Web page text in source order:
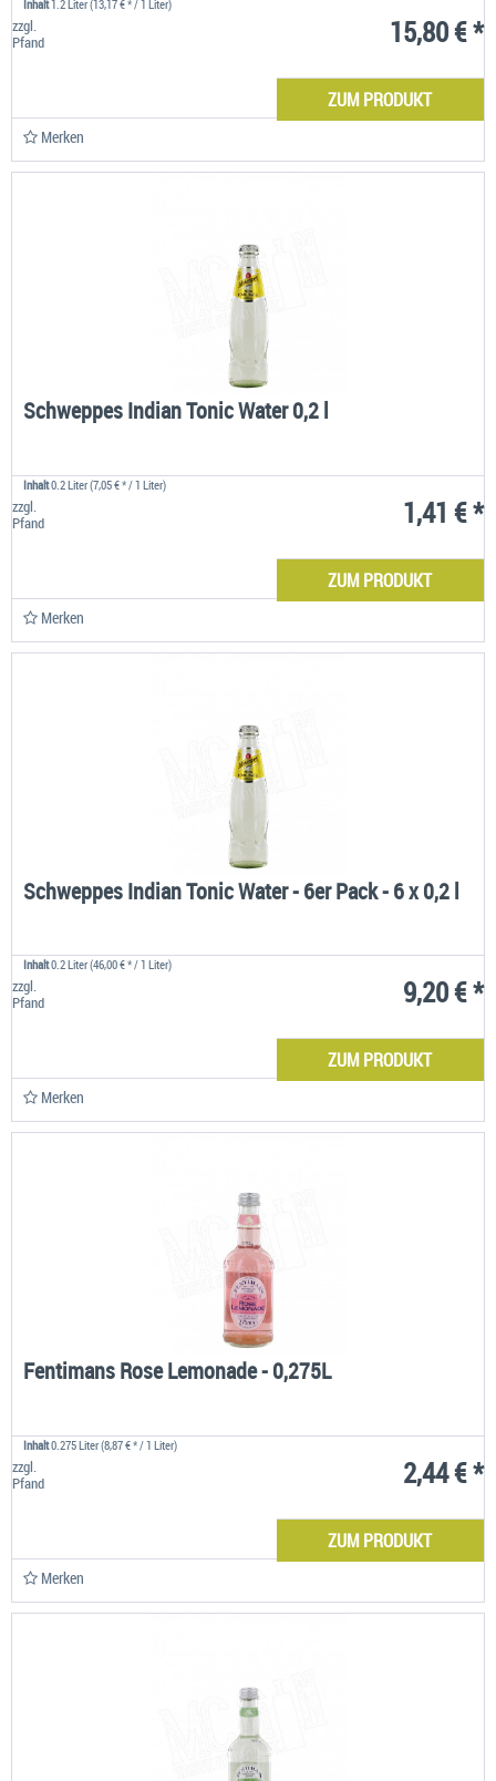
Inhalt1.2 Liter(13,17 € * / 1 Liter)
15,80 € *
zzgl.
Pfand
ZUM PRODUKT
Merken
Schweppes Indian Tonic Water 0,2 l
Inhalt0.2 Liter(7,05 € * / 1 Liter)
1,41 € *
zzgl.
Pfand
ZUM PRODUKT
Merken
Schweppes Indian Tonic Water - 6er Pack - 6 x 0,2 l
Inhalt0.2 Liter(46,00 € * / 1 Liter)
9,20 € *
zzgl.
Pfand
ZUM PRODUKT
Merken
Fentimans Rose Lemonade - 0,275L
Inhalt0.275 Liter(8,87 € * / 1 Liter)
2,44 € *
zzgl.
Pfand
ZUM PRODUKT
Merken